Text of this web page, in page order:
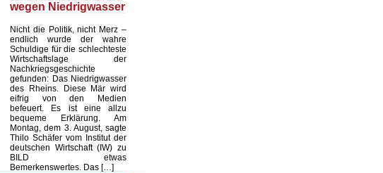
wegen Niedrigwasser
Nicht die Politik, nicht Merz –
endlich wurde der wahre
Schuldige für die schlechteste
Wirtschaftslage der
Nachkriegsgeschichte
gefunden: Das Niedrigwasser
des Rheins. Diese Mär wird
eifrig von den Medien
befeuert. Es ist eine allzu
bequeme Erklärung. Am
Montag, dem 3. August, sagte
Thilo Schäfer vom Institut der
deutschen Wirtschaft (IW) zu
BILD etwas
Bemerkenswertes. Das […]